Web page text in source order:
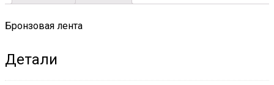
Бронзовая лента
Детали